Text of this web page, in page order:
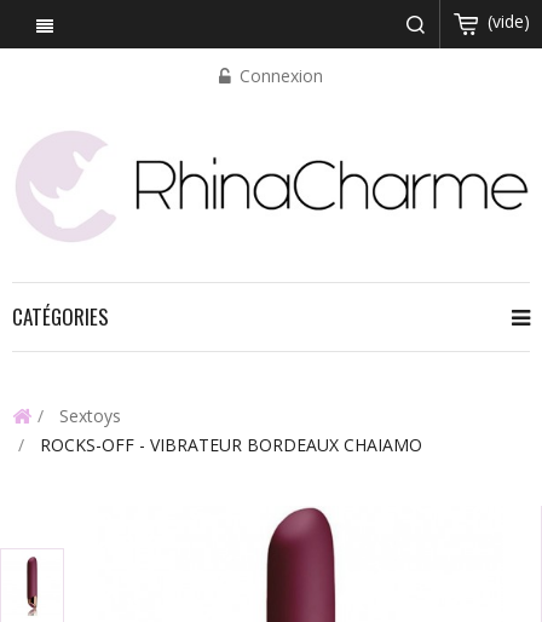
(vide)
Connexion
CATÉGORIES
Sextoys
ROCKS-OFF - VIBRATEUR BORDEAUX CHAIAMO